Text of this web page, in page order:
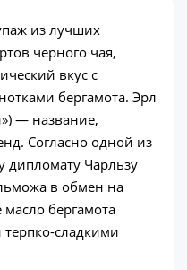
из лучших
черного чая,
вкус с
бергамота. Эрл
— название,
Согласно одной из
дипломату Чарльзу
в обмен на
бергамота
терпко-сладкими